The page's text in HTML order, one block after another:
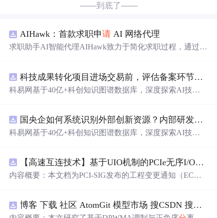
——到底了——
AIHawk：首款求职申请 AI 网络代理
求职助手AI智能代理AIHawk致力于简化求职过程，通过自
科技成果转化项目进场交易前，评估备案环节需要准备哪些材料？.docx
科易网基于40亿+科创知识图谱数据库，深度探索AI技术
新领域的AI+数智化解决方案，推动科技创新与产业创新
智能化发展。
国央企如何系统识别外部创新资源？内部研发体系完善，但对外部高校、中小科技企业技术能力缺乏动态认知。.docx
科易网基于40亿+科创知识图谱数据库，深度探索AI技术
新领域的AI+数智化解决方案，推动科技创新与产业创新
智能化发展。
【高速互连技术】基于UIO机制的PCIe无序I/O扩展：多路径架构下内存
内容概要：本文档为PCI-SIG发布的工程变更通知（EC
规则对多路径拓扑和高性能IO系统的限制。UIO基于Flit模
式，定义了一套新的TLP（事务层包）类型和规则，允许
博客 下载 社区 AtomGit 模型市场 搜CSDN 搜索 AI 搜索 会员中心 创作中心 基于DPWMA调制与正负序